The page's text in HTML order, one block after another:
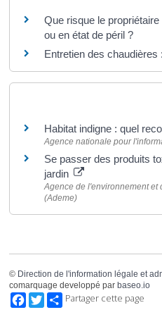
Que risque le
ou en état de péril ?
Entretien des
Habitat indigne : quel
Agence nationale pour
Se passer des produits
jardin
Agence de l'environnement et
(Ademe)
© Direction de l'information légale et
comarquage developpé par baseo.io
Facebook
TwitterPartager cette page